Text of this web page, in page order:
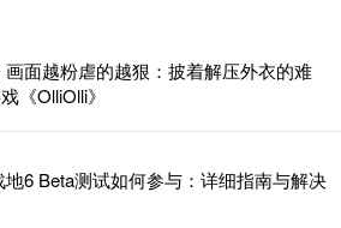
画面越粉虐的越狠：披着解压外衣的难
《OlliOlli》
地6 Beta测试如何参与：详细指南与解决